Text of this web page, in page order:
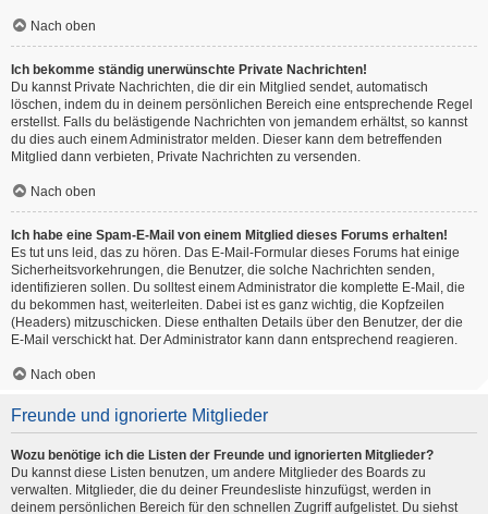
Nach oben
Ich bekomme ständig unerwünschte Private Nachrichten!
Du kannst Private Nachrichten, die dir ein Mitglied sendet, automatisch
löschen, indem du in deinem persönlichen Bereich eine entsprechende Regel
erstellst. Falls du belästigende Nachrichten von jemandem erhältst, so kannst
du dies auch einem Administrator melden. Dieser kann dem betreffenden
Mitglied dann verbieten, Private Nachrichten zu versenden.
Nach oben
Ich habe eine Spam-E-Mail von einem Mitglied dieses Forums erhalten!
Es tut uns leid, das zu hören. Das E-Mail-Formular dieses Forums hat einige
Sicherheitsvorkehrungen, die Benutzer, die solche Nachrichten senden,
identifizieren sollen. Du solltest einem Administrator die komplette E-Mail, die
du bekommen hast, weiterleiten. Dabei ist es ganz wichtig, die Kopfzeilen
(Headers) mitzuschicken. Diese enthalten Details über den Benutzer, der die
E-Mail verschickt hat. Der Administrator kann dann entsprechend reagieren.
Nach oben
Freunde und ignorierte Mitglieder
Wozu benötige ich die Listen der Freunde und ignorierten Mitglieder?
Du kannst diese Listen benutzen, um andere Mitglieder des Boards zu
verwalten. Mitglieder, die du deiner Freundesliste hinzufügst, werden in
deinem persönlichen Bereich für den schnellen Zugriff aufgelistet. Du siehst